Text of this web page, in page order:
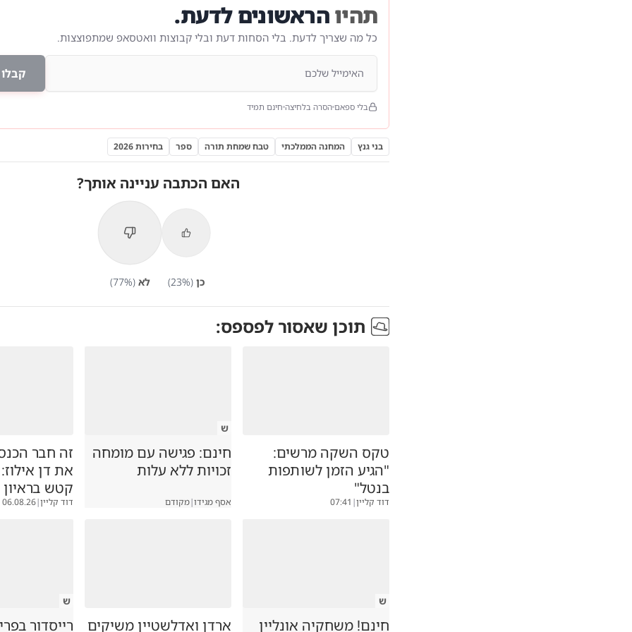
תהיוהראשונים לדעת.
כל מה שצריך לדעת. בלי הסחות דעת ובלי קבוצות וואטסאפ שמתפוצצות.
בלי ספאם הסרה בלחיצה חינם תמיד
בני גנץ המחנה הממלכתי טבח שמחת תורה ספר בחירות 2026
האם הכתבה עניינה אותך?
כן (
23%) לא (
77%)
תוכן שאסור לפספס:
טקס השקה מרשים:
"הגיע הזמן לשותפות
בנטל"
דוד קליין|
07:41
ש
חינם: פגישה עם מומחה
זכויות ללא עלות
אסף מגידו|מקודם
זה חבר
את דן
קטש בראיון
דוד קליין|
06.08.26
ש
חינם! משחקיה אונליין ארדן ואדלשטיין משיקים
ש
רייסדור